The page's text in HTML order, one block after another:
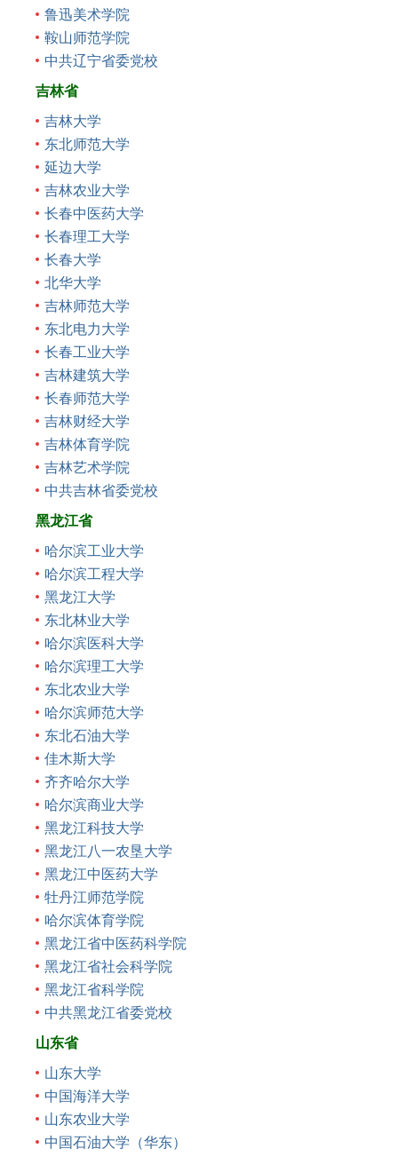
鲁迅美术学院
鞍山师范学院
中共辽宁省委党校
吉林省
吉林大学
东北师范大学
延边大学
吉林农业大学
长春中医药大学
长春理工大学
长春大学
北华大学
吉林师范大学
东北电力大学
长春工业大学
吉林建筑大学
长春师范大学
吉林财经大学
吉林体育学院
吉林艺术学院
中共吉林省委党校
黑龙江省
哈尔滨工业大学
哈尔滨工程大学
黑龙江大学
东北林业大学
哈尔滨医科大学
哈尔滨理工大学
东北农业大学
哈尔滨师范大学
东北石油大学
佳木斯大学
齐齐哈尔大学
哈尔滨商业大学
黑龙江科技大学
黑龙江八一农垦大学
黑龙江中医药大学
牡丹江师范学院
哈尔滨体育学院
黑龙江省中医药科学院
黑龙江省社会科学院
黑龙江省科学院
中共黑龙江省委党校
山东省
山东大学
中国海洋大学
山东农业大学
中国石油大学（华东）